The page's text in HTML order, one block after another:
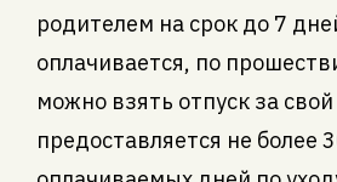
родителем на срок до 7
оплачивается, по
можно взять отпуск за свой
предоставляется не более